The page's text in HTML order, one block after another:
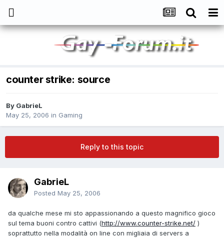
counter strike: source
By GabrieL
May 25, 2006 in Gaming
Reply to this topic
GabrieL
Posted May 25, 2006
da qualche mese mi sto appassionando a questo magnifico gioco
sul tema buoni contro cattivi (http://www.counter-strike.net/ )
soprattutto nella modalità on line con migliaia di servers a